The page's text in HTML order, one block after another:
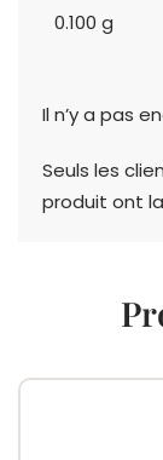
0.100 g
Il n’y a pas
Seuls les
produit ont